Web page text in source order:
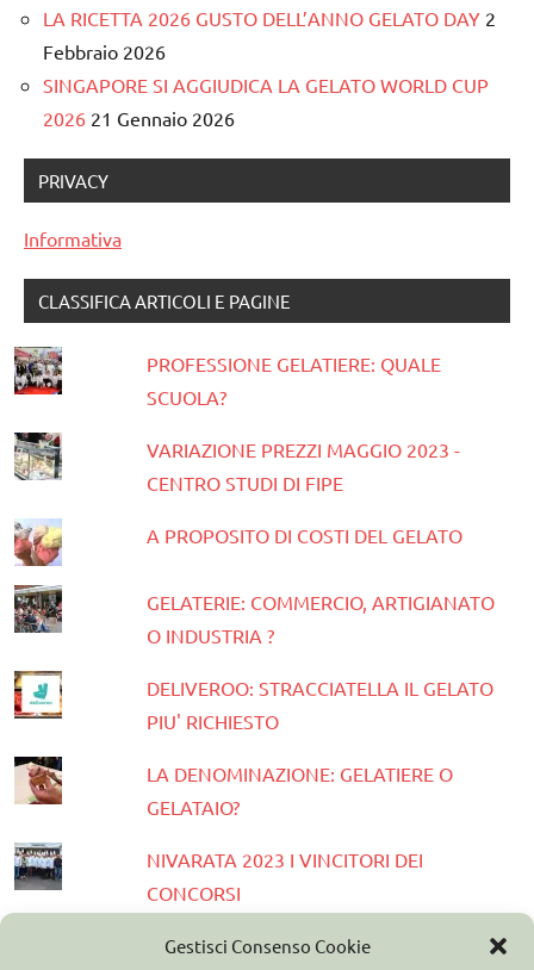
Gestisci Consenso Cookie
LA RICETTA 2026 GUSTO DELL’ANNO GELATO DAY 2
Febbraio 2026
SINGAPORE SI AGGIUDICA LA GELATO WORLD CUP
2026 21 Gennaio 2026
PRIVACY
Informativa
CLASSIFICA ARTICOLI E PAGINE
PROFESSIONE GELATIERE: QUALE
SCUOLA?
VARIAZIONE PREZZI MAGGIO 2023 -
CENTRO STUDI DI FIPE
A PROPOSITO DI COSTI DEL GELATO
GELATERIE: COMMERCIO, ARTIGIANATO
O INDUSTRIA ?
DELIVEROO: STRACCIATELLA IL GELATO
PIU' RICHIESTO
LA DENOMINAZIONE: GELATIERE O
GELATAIO?
NIVARATA 2023 I VINCITORI DEI
CONCORSI
PRESENTATA LA GUIDA GELATERIE